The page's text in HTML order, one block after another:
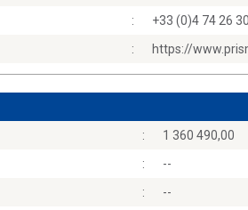
:
+33 (0)4 74 26
: https://
:
1 360 490,00
:
--
:
--